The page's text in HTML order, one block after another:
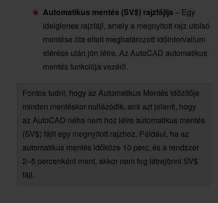
Automatikus mentés (SV$) rajzfájlja – Egy
ideiglenes rajzfájl, amely a megnyitott rajz utolsó
mentése óta eltelt meghatározott időintervallum
elérése után jön létre. Az AutoCAD automatikus
mentés funkciója vezérli.
Fontos tudni, hogy az Automatikus Mentés időzítője
minden mentéskor nullázódik, ami azt jelenti, hogy
az AutoCAD néha nem hoz létre automatikus mentés
(SV$) fájlt egy megnyitott rajzhoz. Például, ha az
automatikus mentés időköze 10 perc, és a rendszer
2–5 percenként ment, akkor nem fog létrejönni SV$
fájl.